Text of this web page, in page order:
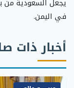
يجعل السعودية من
في اليمن.
أخبار ذات